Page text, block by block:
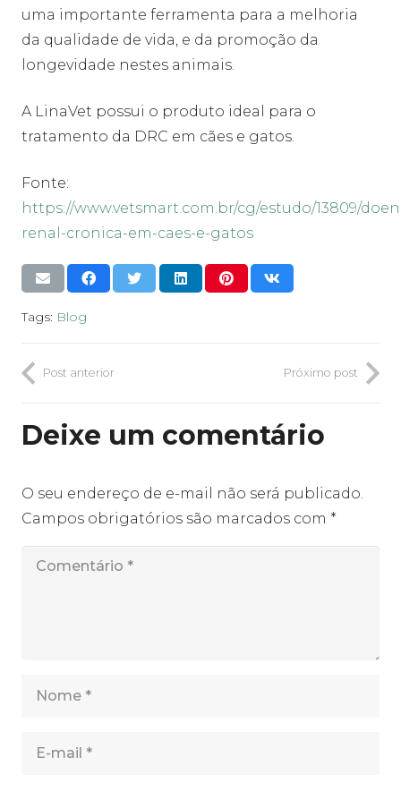
uma importante ferramenta para a melhoria
da qualidade de vida, e da promoção da
longevidade nestes animais.
A LinaVet possui o produto ideal para o
tratamento da DRC em cães e gatos.
Fonte:
https://www.vetsmart.com.br/cg/estudo/13809/
renal-cronica-em-caes-e-gatos
Tags: Blog
Post anterior Próximo post
Deixe um comentário
O seu endereço de e-mail não será publicado.
Campos obrigatórios são marcados com *